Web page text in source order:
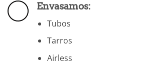
Envasamos:
Tubos
Tarros
Airless